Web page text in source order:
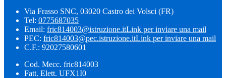
Via Frasso SNC, 03020 Castro dei Volsci (FR)
Tel: 0775687035
Email: fric814003@istruzione.itLink per inviare una mail
PEC: fric814003@pec.istruzione.itLink per inviare una mail
C.F.: 92027580601
Cod. Mecc. fric814003
Fatt. Elett. UFX1I0